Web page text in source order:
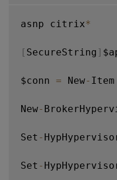
asnp citrix*
[ SecureString ]
$conn = New- Item
New-
Set -
Set -